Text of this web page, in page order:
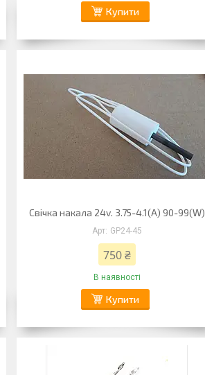
Купити
Свічка накала 24v. 3.75-4.1(A) 90-99(W)
GP24-45
750 ₴
В наявності
Купити